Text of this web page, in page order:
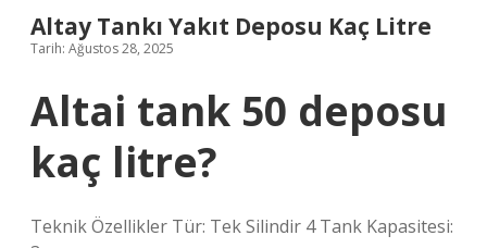
Altay Tankı Yakıt Deposu Kaç Litre
Tarih: Ağustos 28, 2025
Altai tank 50 deposu
kaç litre?
Teknik Özellikler Tür: Tek Silindir 4 Tank Kapasitesi: